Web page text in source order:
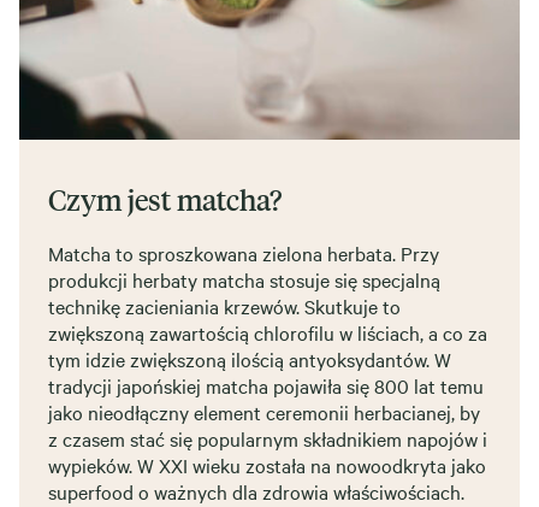
Czym jest matcha?
Matcha to sproszkowana zielona herbata. Przy
produkcji herbaty matcha stosuje się specjalną
technikę zacieniania krzewów. Skutkuje to
zwiększoną zawartością chlorofilu w liściach, a co za
tym idzie zwiększoną ilością antyoksydantów. W
tradycji japońskiej matcha pojawiła się 800 lat temu
jako nieodłączny element ceremonii herbacianej, by
z czasem stać się popularnym składnikiem napojów i
wypieków. W XXI wieku została na nowoodkryta jako
superfood o ważnych dla zdrowia właściwościach.